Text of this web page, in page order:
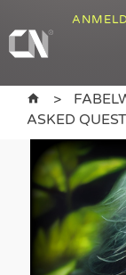
ASKED